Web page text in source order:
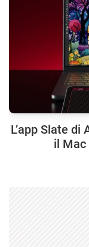
L’app Slate
il Mac